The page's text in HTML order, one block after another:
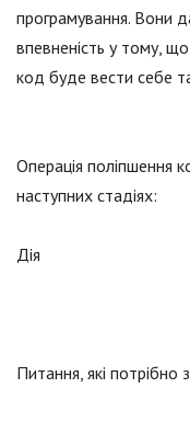
програмування. Вони
впевненість у тому,
код буде вести себе
Операція поліпшення
наступних стадіях:
Дія
Питання, які потрібно